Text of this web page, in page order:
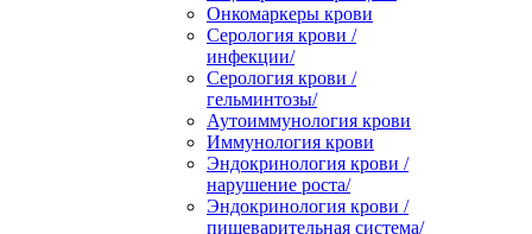
Онкомаркеры крови
Серология крови /
инфекции/
Серология крови /
гельминтозы/
Аутоиммунология крови
Иммунология крови
Эндокринология крови /
нарушение роста/
Эндокринология крови /
пищеварительная система/